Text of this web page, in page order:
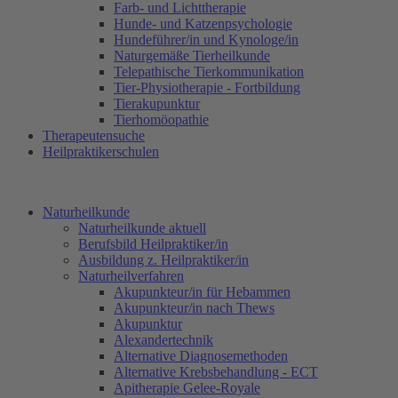
Farb- und Lichttherapie
Hunde- und Katzenpsychologie
Hundeführer/in und Kynologe/in
Naturgemäße Tierheilkunde
Telepathische Tierkommunikation
Tier-Physiotherapie - Fortbildung
Tierakupunktur
Tierhomöopathie
Therapeutensuche
Heilpraktikerschulen
Naturheilkunde
Naturheilkunde aktuell
Berufsbild Heilpraktiker/in
Ausbildung z. Heilpraktiker/in
Naturheilverfahren
Akupunkteur/in für Hebammen
Akupunkteur/in nach Thews
Akupunktur
Alexandertechnik
Alternative Diagnosemethoden
Alternative Krebsbehandlung - ECT
Apitherapie Gelee-Royale